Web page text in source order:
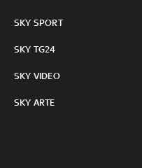
SKY SPORT
SKY TG24
SKY VIDEO
SKY ARTE